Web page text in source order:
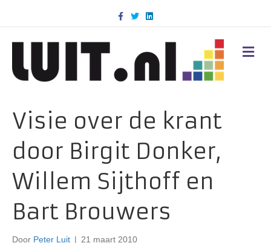
c
k
T
w
i
n
d
M
E
Visie over de krant
door Birgit Donker,
Willem Sijthoff en
Bart Brouwers
Door Peter Luit | 21 maart 2010